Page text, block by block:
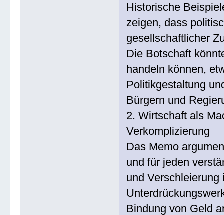
Historische
zeigen, dass
gesellschaftlicher
Die Botschaft
handeln können,
Politikgestaltung
Bürgern und
2. Wirtschaft als
Verkomplizierung
Das Memo
und für jeden
und
Bindung von Geld